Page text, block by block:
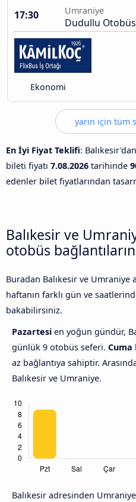
17:30
Umraniye
Dudullu
Ekonomi
yarın için tüm
En İyi Fiyat Teklifi:
bileti fiyatı 7.08.2026 tarihinde
edenler bilet fiyatlarından
Balıkesir ve
otobüs
Buradan Balıkesir ve Umraniye
haftanın farklı gün ve
bakabilirsiniz.
Pazartesi en yoğun gündür,
günlük 9 otobüs seferi. Cuma
az bağlantıya sahiptir.
Balıkesir ve Umraniye.
Balıkesir adresinden